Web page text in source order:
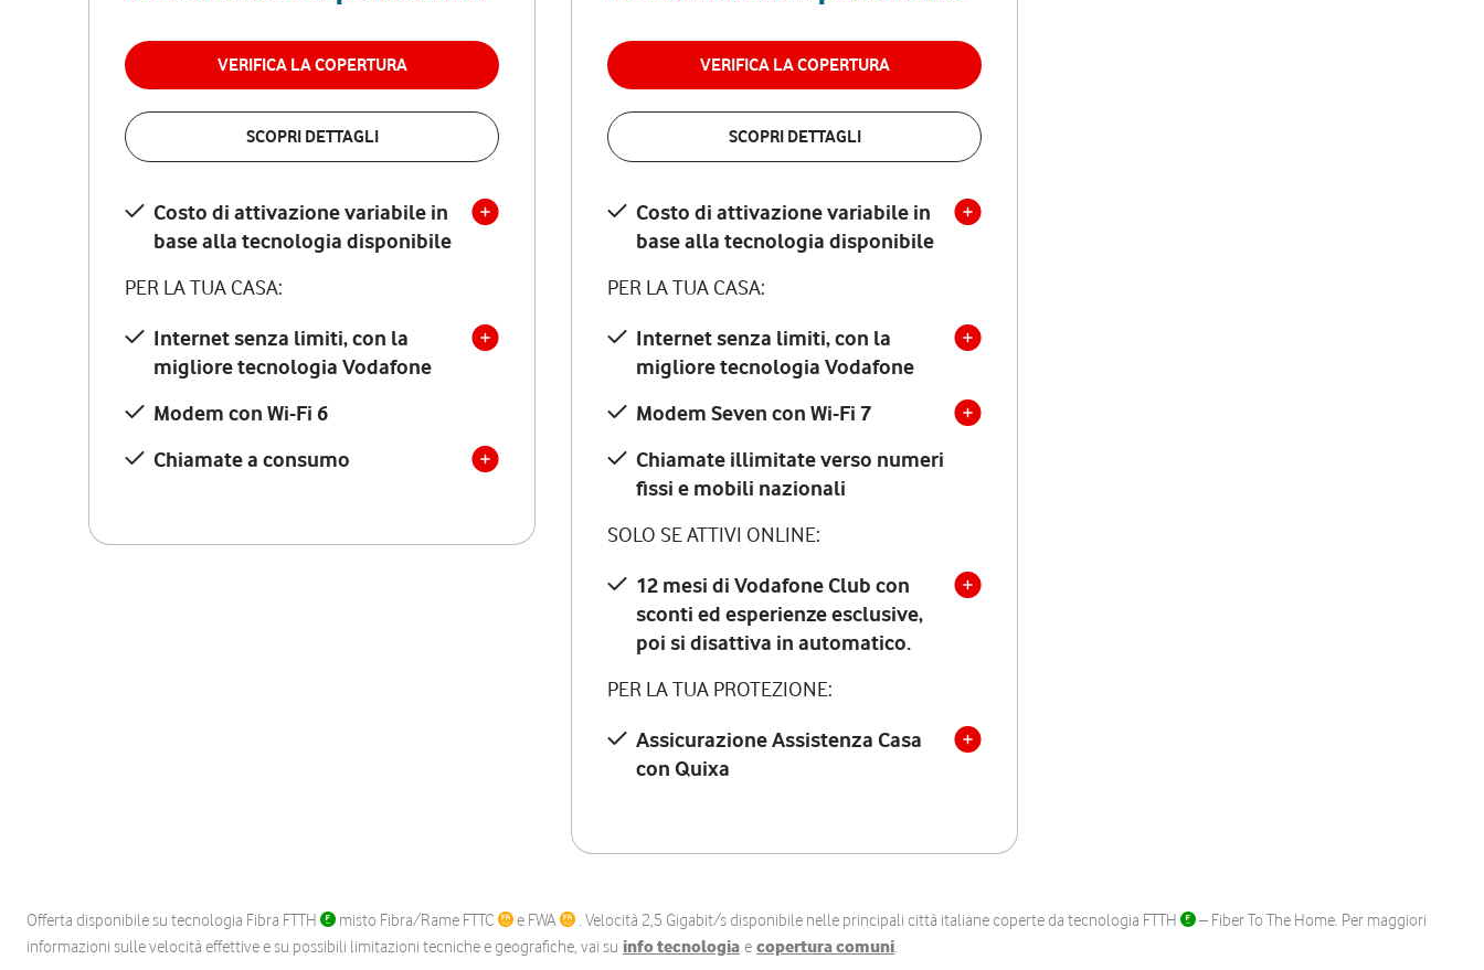
VERIFICA LA COPERTURA
SCOPRI DETTAGLI
Costo di attivazione variabile in
base alla tecnologia disponibile
PER LA TUA CASA:
Internet senza limiti, con la
migliore tecnologia Vodafone
Modem con Wi-Fi 6
Chiamate a consumo
VERIFICA LA COPERTURA
SCOPRI DETTAGLI
Costo di attivazione variabile in
base alla tecnologia disponibile
PER LA TUA CASA:
Internet senza limiti, con la
migliore tecnologia Vodafone
Modem Seven con Wi-Fi 7
Chiamate illimitate verso numeri
fissi e mobili nazionali
SOLO SE ATTIVI ONLINE:
12 mesi di Vodafone Club con
sconti ed esperienze esclusive,
poi si disattiva in automatico.
PER LA TUA PROTEZIONE:
Assicurazione Assistenza Casa
con Quixa
Offerta disponibile su tecnologia Fibra FTTH misto Fibra/Rame FTTC e FWA . Velocità 2,5 Gigabit/s disponibile nelle principali città italiane coperte da tecnologia FTTH
– Fiber To The Home. Per maggiori
informazioni sulle velocità effettive e su possibili limitazioni tecniche e geografiche, vai su info tecnologia e copertura comuni.